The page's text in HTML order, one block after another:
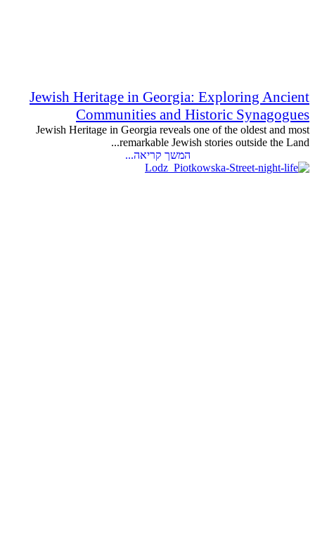
Jewish Heritage in Georgia: Exploring Ancient
Communities and Historic Synagogues
Jewish Heritage in Georgia reveals one of the oldest and most
remarkable Jewish stories outside the Land...
המשך קריאה...